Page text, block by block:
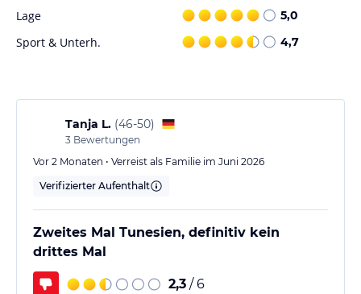
Lage 5,0
Sport & Unterh. 4,7
Tanja L. (46-50)
3 Bewertungen
Vor 2 Monaten • Verreist als Familie im Juni 2026
Verifizierter Aufenthalt
Zweites Mal Tunesien, definitiv kein
drittes Mal
2,3 / 6